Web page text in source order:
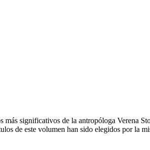
significativos de la antropóloga Verena
de este volumen han sido elegidos por la